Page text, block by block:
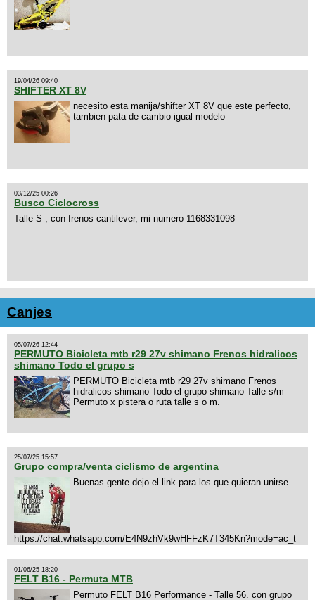
19/04/26 09:40
SHIFTER XT 8V
necesito esta manija/shifter XT 8V que este perfecto,
tambien pata de cambio igual modelo
03/12/25 00:26
Busco Ciclocross
Talle S , con frenos cantilever, mi numero 1168331098
Canjes
05/07/26 12:44
PERMUTO Bicicleta mtb r29 27v shimano Frenos hidralicos
shimano Todo el grupo s
PERMUTO Bicicleta mtb r29 27v shimano Frenos
hidralicos shimano Todo el grupo shimano Talle s/m
Permuto x pistera o ruta talle s o m.
25/07/25 15:57
Grupo compra/venta ciclismo de argentina
Buenas gente dejo el link para los que quieran unirse
https://chat.whatsapp.com/E4N9zhVk9wHFFzK7T345Kn?mode=ac_t
01/06/25 18:20
FELT B16 - Permuta MTB
Permuto FELT B16 Performance - Talle 56. con grupo